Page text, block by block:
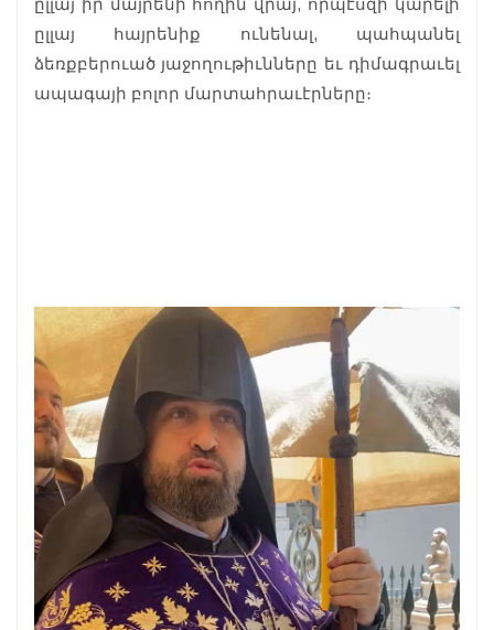
ըլլայ իր մայրենի հողին վրայ, որպէսզի կարելի
ըլլայ հայրենիք ունենալ, պահպանել
ձեռքբերուած յաջողութիւնները եւ դիմագրաւել
ապագայի բոլոր մարտահրաւէրները։